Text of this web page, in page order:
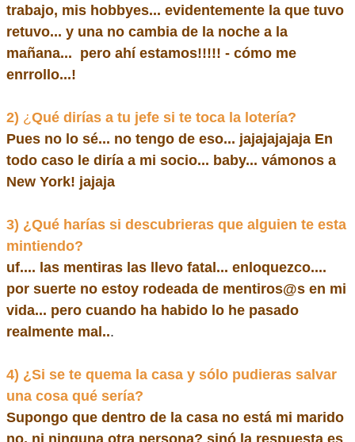
trabajo, mis hobbyes... evidentemente la que tuvo
retuvo... y una no cambia de la noche a la
mañana... pero ahí estamos!!!!! - cómo me
enrrollo...!
2) ¿ Qué dirías a tu jefe si te toca la lotería?
Pues no lo sé... no tengo de eso... jajajajajaja En
todo caso le diría a mi socio... baby... vámonos a
New York! jajaja
3) ¿Qué harías si descubrieras que alguien te esta
mintiendo?
uf.... las mentiras las llevo fatal... enloquezco....
por suerte no estoy rodeada de mentiros@s en mi
vida... pero cuando ha habido lo he pasado
realmente mal...
4) ¿Si se te quema la casa y sólo pudieras salvar
una cosa qué sería?
Supongo que dentro de la casa no está mi marido
no, ni ninguna otra persona? sinó la respuesta es